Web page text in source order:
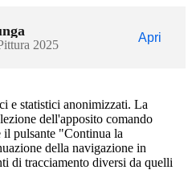
2025
Apri
e statistici anonimizzati. La
dell'apposito comando
pulsante "Continua la
della navigazione in
di tracciamento diversi da quelli